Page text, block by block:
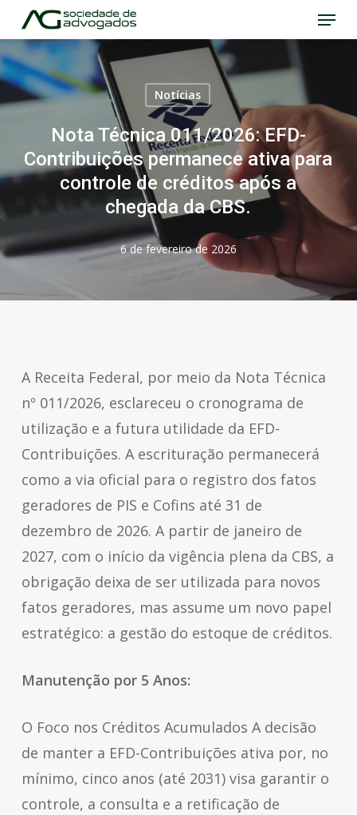
Skip
to
main
content
Menu
Notícias
Nota Técnica 011/2026: EFD-
Contribuições permanece ativa para
controle de créditos após a
chegada da CBS.
6 de fevereiro de 2026
A Receita Federal, por meio da Nota Técnica
nº 011/2026, esclareceu o cronograma de
utilização e a futura utilidade da EFD-
Contribuições. A escrituração permanecerá
como a via oficial para o registro dos fatos
geradores de PIS e Cofins até 31 de
dezembro de 2026. A partir de janeiro de
2027, com o início da vigência plena da CBS, a
obrigação deixa de ser utilizada para novos
fatos geradores, mas assume um novo papel
estratégico: a gestão do estoque de créditos.
Manutenção por 5 Anos:
O Foco nos Créditos Acumulados A decisão
de manter a EFD-Contribuições ativa por, no
mínimo, cinco anos (até 2031) visa garantir o
controle, a consulta e a retificação de